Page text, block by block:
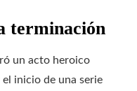
terminación
un acto heroico
inicio de una serie